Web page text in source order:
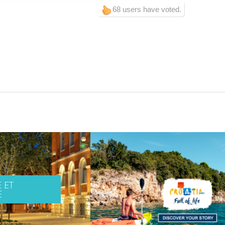
68 users have voted.
ET